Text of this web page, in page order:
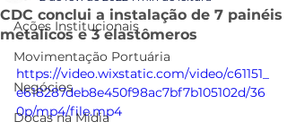
Ações Institucionais
Movimentação Portuária
Negócios
Docas na Mídia
CDC conclui a instalação de 7 painéis
metálicos e 3 elastômeros
https://video.wixstatic.com/video/c61151_
e618287deb8e450f98ac7bf7b105102d/36
0p/mp4/file.mp4